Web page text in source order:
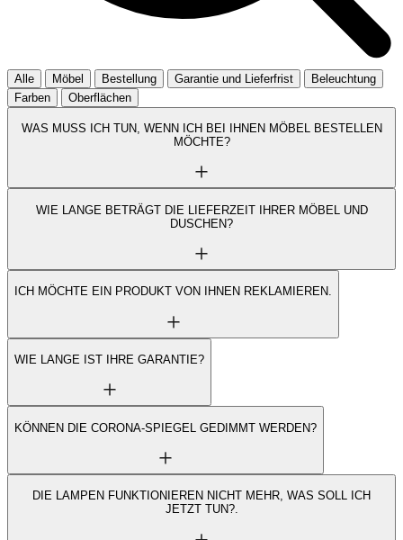
Alle Möbel Bestellung Garantie und Lieferfrist
Beleuchtung
Farben
Oberflächen
WAS MUSS ICH TUN, WENN ICH BEI IHNEN MÖBEL BESTELLEN
MÖCHTE?
WIE LANGE BETRÄGT DIE LIEFERZEIT IHRER MÖBEL UND
DUSCHEN?
ICH MÖCHTE EIN PRODUKT VON IHNEN REKLAMIEREN.
WIE LANGE IST IHRE GARANTIE?
KÖNNEN DIE CORONA-SPIEGEL GEDIMMT WERDEN?
DIE LAMPEN FUNKTIONIEREN NICHT MEHR, WAS SOLL ICH
JETZT TUN?.